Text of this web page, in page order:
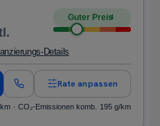
Guter Preis4
Details
Rate anpassen
· CO₂-Emissionen komb. 195 g/km